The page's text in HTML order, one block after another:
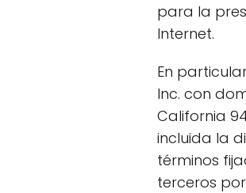
para la
Internet.
En
Inc. con
California
incluida la
términos
terceros